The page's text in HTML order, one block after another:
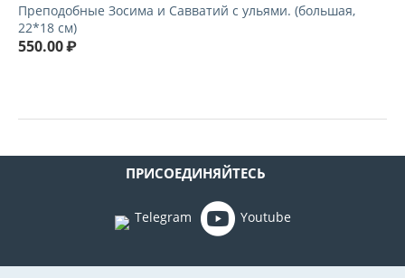
Преподобные Зосима и Савватий с ульями. (большая,
22*18 см)
550.00₽
ПРИСОЕДИНЯЙТЕСЬ
Telegram Youtube